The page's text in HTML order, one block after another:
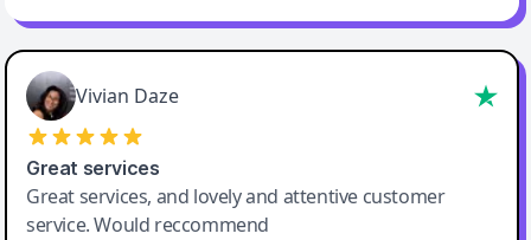
Vivian Daze
Great services
Great services, and lovely and attentive customer
service. Would reccommend